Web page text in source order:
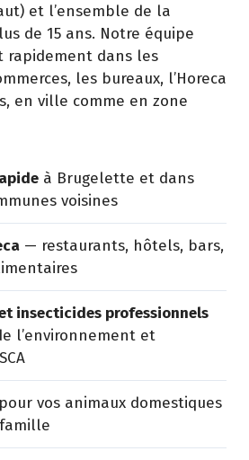
et l’ensemble de la
de 15 ans. Notre équipe
rapidement dans les
les bureaux, l’Horeca
en ville comme en zone
à Brugelette et dans
voisines
— restaurants, hôtels, bars,
insecticides professionnels
l’environnement et
pour vos animaux domestiques